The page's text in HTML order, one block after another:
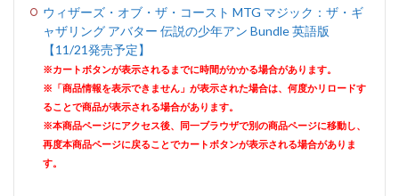
ウィザーズ・オブ・ザ・コースト MTG マジック：ザ・ギ
ャザリング アバター 伝説の少年アン Bundle 英語版
【11/21発売予定】
※カートボタンが表示されるまでに時間がかかる場合があります。
※「商品情報を表示できません」が表示された場合は、何度かリロードす
ることで商品が表示される場合があります。
※本商品ページにアクセス後、同一ブラウザで別の商品ページに移動し、
再度本商品ページに戻ることでカートボタンが表示される場合がありま
す。